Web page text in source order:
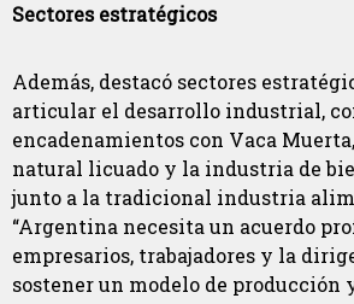
Sectores estratégicos
Además, destacó sectores
articular el desarrollo industrial,
encadenamientos con Vaca
natural licuado y la industria de
junto a la tradicional industria
“Argentina necesita un acuerdo
empresarios, trabajadores y la
sostener un modelo de producción